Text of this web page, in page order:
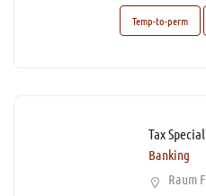
Temp-to-perm
Tax
Banking
Raum